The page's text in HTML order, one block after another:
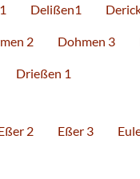
Delißen1
2 Dohmen 3
Drießen 1
2 Eßer 3